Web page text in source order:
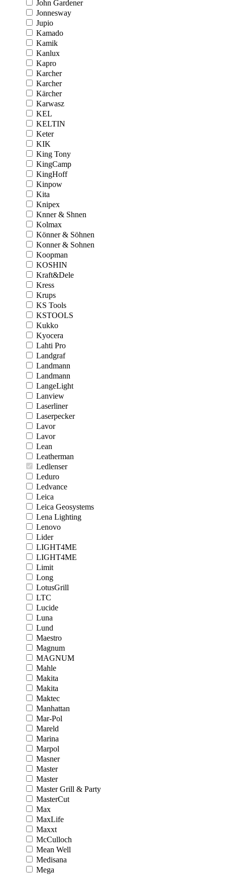
John Gardener
Jonnesway
Jupio
Kamado
Kamik
Kanlux
Kapro
Karcher
Karcher
Kärcher
Karwasz
KEL
KELTIN
Keter
KIK
King Tony
KingCamp
KingHoff
Kinpow
Kita
Knipex
Knner & Shnen
Kolmax
Könner & Söhnen
Konner & Sohnen
Koopman
KOSHIN
Kraft&Dele
Kress
Krups
KS Tools
KSTOOLS
Kukko
Kyocera
Lahti Pro
Landgraf
Landmann
Landmann
LangeLight
Lanview
Laserliner
Laserpecker
Lavor
Lavor
Lean
Leatherman
Ledlenser
Leduro
Ledvance
Leica
Leica Geosystems
Lena Lighting
Lenovo
Lider
LIGHT4ME
LIGHT4ME
Limit
Long
LotusGrill
LTC
Lucide
Luna
Lund
Maestro
Magnum
MAGNUM
Mahle
Makita
Makita
Maktec
Manhattan
Mar-Pol
Mareld
Marina
Marpol
Masner
Master
Master
Master Grill & Party
MasterCut
Max
MaxLife
Maxxt
McCulloch
Mean Well
Medisana
Mega